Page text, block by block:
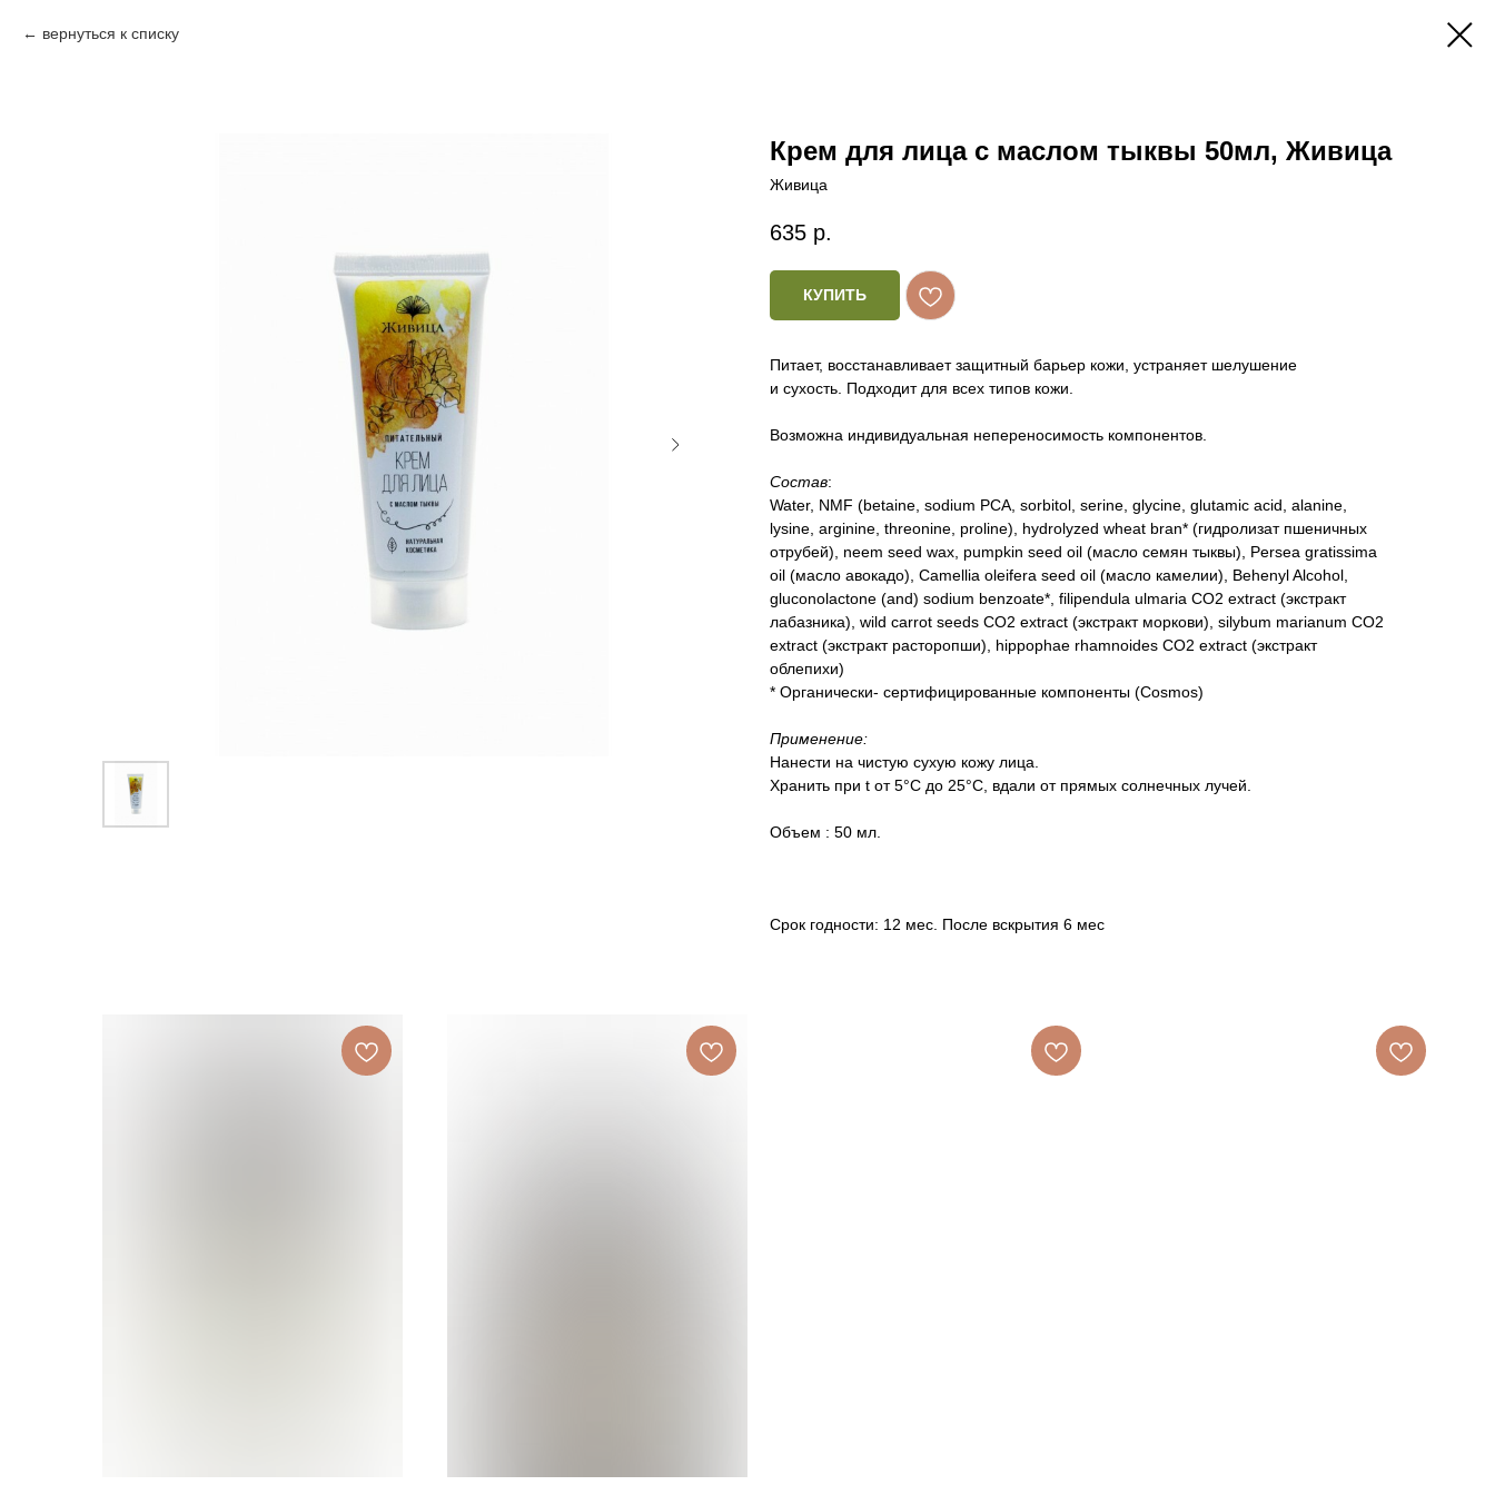
вернуться к списку
Крем для лица с маслом тыквы 50мл, Живица
Живица
635 р.
КУПИТЬ
Питает, восстанавливает защитный барьер кожи, устраняет шелушение
и сухость. Подходит для всех типов кожи.
Возможна индивидуальная непереносимость компонентов.
Состав:
Water, NMF (betaine, sodium PCA, sorbitol, serine, glycine, glutamic acid, alanine,
lysine, arginine, threonine, proline), hydrolyzed wheat bran* (гидролизат пшеничных
отрубей), neem seed wax, pumpkin seed oil (масло семян тыквы), Persea gratissima
oil (масло авокадо), Camellia oleifera seed oil (масло камелии), Behenyl Alcohol,
gluconolactone (and) sodium benzoate*, filipendula ulmaria CO2 extract (экстракт
лабазника), wild carrot seeds CO2 extract (экстракт моркови), silybum marianum CO2
extract (экстракт расторопши), hippophae rhamnoides CO2 extract (экстракт
облепихи)
* Органически- сертифицированные компоненты (Cosmos)
Применение:
Нанести на чистую сухую кожу лица.
Хранить при t от 5°C до 25°C, вдали от прямых солнечных лучей.
Объем : 50 мл.
Срок годности: 12 мес. После вскрытия 6 мес